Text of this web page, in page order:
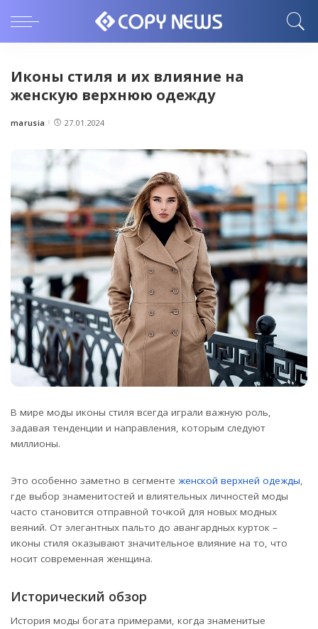
Иконы стиля и их влияние на
женскую верхнюю одежду
Posted
marusia 27.01.2024
В мире моды иконы стиля всегда играли важную роль,
задавая тенденции и направления, которым следуют
миллионы.
Это особенно заметно в сегменте женской верхней одежды,
где выбор знаменитостей и влиятельных личностей моды
часто становится отправной точкой для новых модных
веяний. От элегантных пальто до авангардных курток –
иконы стиля оказывают значительное влияние на то, что
носит современная женщина.
Исторический обзор
История моды богата примерами, когда знаменитые